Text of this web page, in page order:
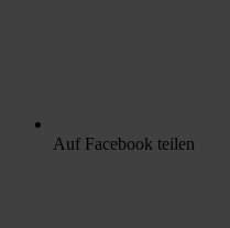
Auf Facebook teilen